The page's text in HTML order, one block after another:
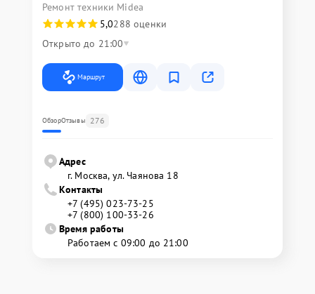
Ремонт техники Midea
5,0288 оценки
Открыто до 21:00
Маршрут
ОбзорОтзывы 276
Адрес
г. Москва, ул. Чаянова 18
Контакты
+7 (495) 023-73-25
+7 (800) 100-33-26
Время работы
Работаем с 09:00 до 21:00